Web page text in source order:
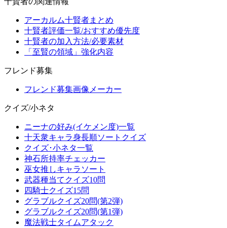
アーカルム十賢者まとめ
十賢者評価一覧/おすすめ優先度
十賢者の加入方法/必要素材
「至賢の領域」強化内容
フレンド募集
フレンド募集画像メーカー
クイズ/小ネタ
ニーナの好み(イケメン度)一覧
十天衆キャラ身長順ソートクイズ
クイズ･小ネタ一覧
神石所持率チェッカー
巫女推しキャラソート
武器種当てクイズ10問
四騎士クイズ15問
グラブルクイズ20問(第2弾)
グラブルクイズ20問(第1弾)
魔法戦士タイムアタック